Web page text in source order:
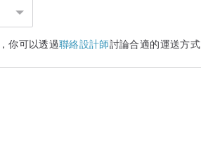
你可以透過聯絡設計師討論合適的運送方式